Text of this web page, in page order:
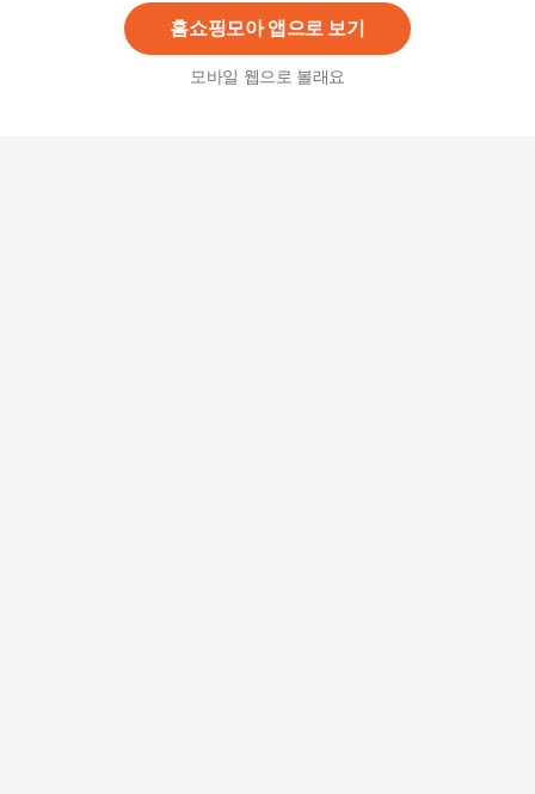
홈쇼핑모아 앱으로 보기
모바일 웹으로 볼래요